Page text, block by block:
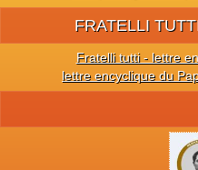
FRATELLI
Fratelli tutti - lettre
lettre encyclique du